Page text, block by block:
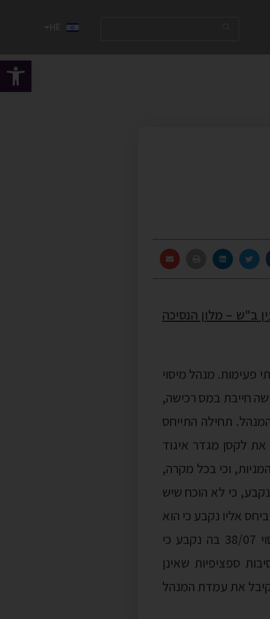
מקרקעין ב"ש – מלון הנסיכה
פעימות. מנהל מיסוי
חייבת במס רכישה,
תחילה התייחס
לקסן מגדר איגוד
וכי בכל מקרה,
כי לא הוכח שיש
אליו נקבע כי הוא
בשווי זניח למקרקעין, טפל למטרת האיגוד ונטמע במקרקעין. ביחס להחלטת מיסוי 38/07 בה נקבע כי
ספציפיות שאינן
את עמדת המנהל